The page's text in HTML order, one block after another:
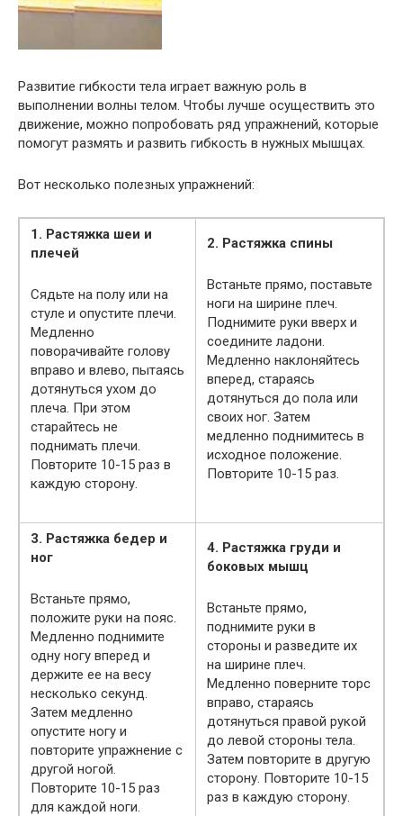
Развитие гибкости тела играет важную роль в
выполнении волны телом. Чтобы лучше осуществить это
движение, можно попробовать ряд упражнений, которые
помогут размять и развить гибкость в нужных мышцах.
Вот несколько полезных упражнений:
1. Растяжка шеи и
плечей
Сядьте на полу или на
стуле и опустите плечи.
Медленно
поворачивайте голову
вправо и влево, пытаясь
дотянуться ухом до
плеча. При этом
старайтесь не
поднимать плечи.
Повторите 10-15 раз в
каждую сторону.
2. Растяжка спины
Встаньте прямо, поставьте
ноги на ширине плеч.
Поднимите руки вверх и
соедините ладони.
Медленно наклоняйтесь
вперед, стараясь
дотянуться до пола или
своих ног. Затем
медленно поднимитесь в
исходное положение.
Повторите 10-15 раз.
3. Растяжка бедер и
ног
Встаньте прямо,
положите руки на пояс.
Медленно поднимите
одну ногу вперед и
держите ее на весу
несколько секунд.
Затем медленно
опустите ногу и
повторите упражнение с
другой ногой.
Повторите 10-15 раз
для каждой ноги.
4. Растяжка груди и
боковых мышц
Встаньте прямо,
поднимите руки в
стороны и разведите их
на ширине плеч.
Медленно поверните торс
вправо, стараясь
дотянуться правой рукой
до левой стороны тела.
Затем повторите в другую
сторону. Повторите 10-15
раз в каждую сторону.